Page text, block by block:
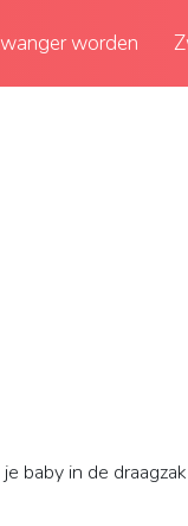
worden
je baby in de